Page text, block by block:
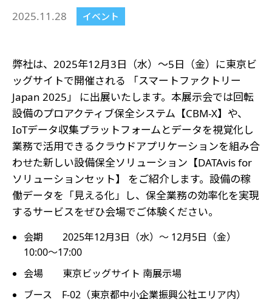
2025.11.28 イベント
弊社は、2025年12月3日（水）～5日（金）に東京ビ
ッグサイトで開催される 「スマートファクトリー
Japan 2025」 に出展いたします。本展示会では回転
設備のプロアクティブ保全システム【CBM-X】や、
IoTデータ収集プラットフォームとデータを視覚化し
業務で活用できるクラウドアプリケーションを組み合
わせた新しい設備保全ソリューション【DATAvis for
ソリューションセット】 をご紹介します。設備の稼
働データを「見える化」し、保全業務の効率化を実現
するサービスをぜひ会場でご体験ください。
会期 2025年12月3日（水）～ 12月5日（金）
10:00～17:00
会場 東京ビッグサイト 南展示場
ブース F-02（東京都中小企業振興公社エリア内）